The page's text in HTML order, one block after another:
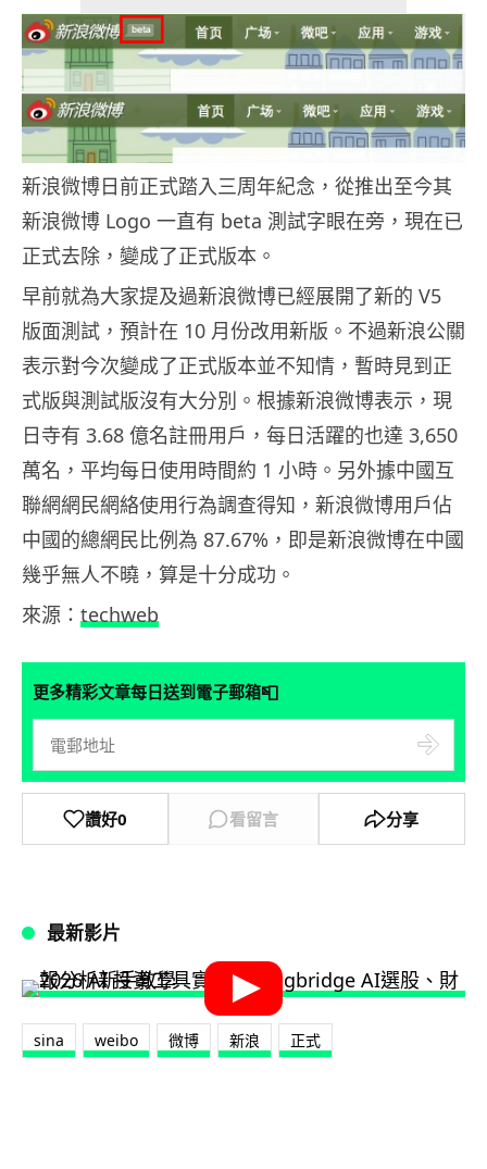
新浪微博日前正式踏入三周年紀念，從推出至今其
新浪微博 Logo 一直有 beta 測試字眼在旁，現在已
正式去除，變成了正式版本。
早前就為大家提及過新浪微博已經展開了新的 V5
版面測試，預計在 10 月份改用新版。不過新浪公關
表示對今次變成了正式版本並不知情，暫時見到正
式版與測試版沒有大分別。根據新浪微博表示，現
日寺有 3.68 億名註冊用戶，每日活躍的也達 3,650
萬名，平均每日使用時間約 1 小時。另外據中國互
聯網網民網絡使用行為調查得知，新浪微博用戶佔
中國的總網民比例為 87.67%，即是新浪微博在中國
幾乎無人不曉，算是十分成功。
來源： techweb
更多精彩文章每日送到電子郵箱📮
讚好0 看留言 分享
最新影片
sina weibo 微博 新浪 正式